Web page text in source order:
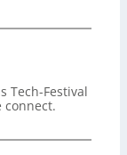
Tech-Festival
connect.